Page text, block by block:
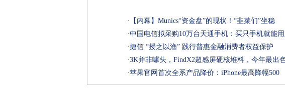
·
【内幕】Munics“资金盘”的现状！“韭菜们”坐稳
·中国电信拟采购10万台天通手机：买只手机就能
·捷信 “授之以渔” 践行普惠金融消费者权益保护
·3K并非噱头，FindX2超感屏硬核堆料，今年最出
·苹果官网首次全系产品降价：iPhone最高降幅500